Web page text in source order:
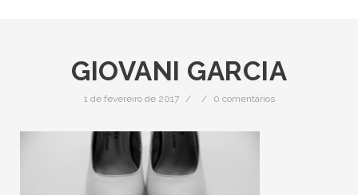
GIOVANI GARCIA
1 de fevereiro de 2017 / / 0 comentários